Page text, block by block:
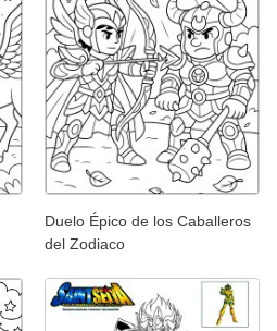
Duelo Épico de los Caballeros
del Zodiaco